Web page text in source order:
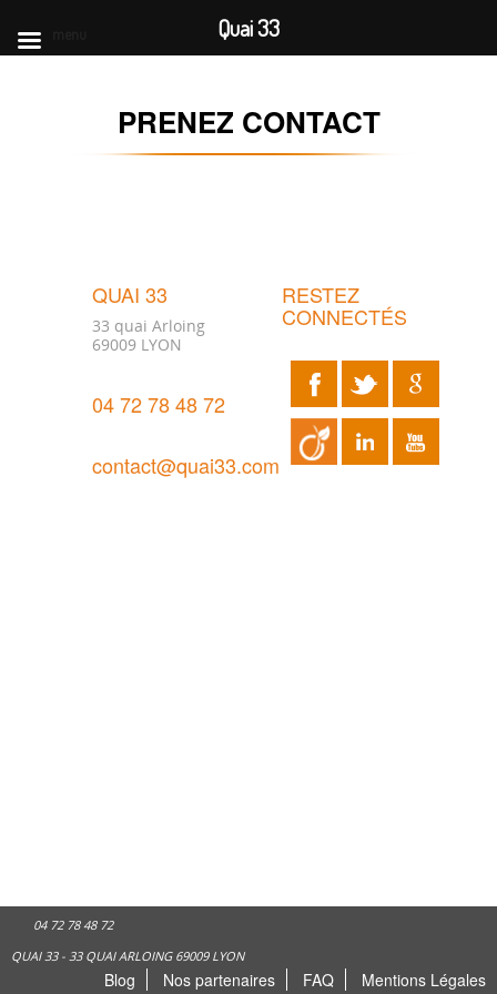
PRENEZ CONTACT
QUAI 33
33 quai Arloing
69009 LYON
04 72 78 48 72
contact@quai33.com
RESTEZ
CONNECTÉS
04 72 78 48 72
QUAI 33 - 33 QUAI ARLOING 69009 LYON
Blog Nos partenaires FAQ Mentions Légales
Quai 33